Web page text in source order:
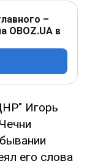
–
OBOZ.UA в
Игорь
его слова